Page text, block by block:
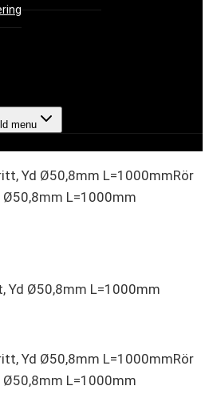
menu
Rör
L=1000mm
Yd Ø50,8mm L=1000mm
Rör
L=1000mm